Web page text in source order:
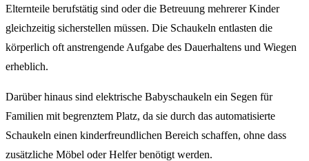
Elternteile berufstätig sind oder die Betreuung mehrerer Kinder
gleichzeitig sicherstellen müssen. Die Schaukeln entlasten die
körperlich oft anstrengende Aufgabe des Dauerhaltens und Wiegen
erheblich.
Darüber hinaus sind elektrische Babyschaukeln ein Segen für
Familien mit begrenztem Platz, da sie durch das automatisierte
Schaukeln einen kinderfreundlichen Bereich schaffen, ohne dass
zusätzliche Möbel oder Helfer benötigt werden.